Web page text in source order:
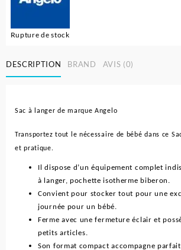
Rupture de stock
DESCRIPTION BRAND AVIS (0)
Sac à langer de marque Angelo
Transportez tout le nécessaire de bébé dans ce
et pratique.
Il dispose d’un équipement complet
à langer, pochette isotherme biberon.
Convient pour stocker tout pour une
journée pour un bébé.
Ferme avec une fermeture éclair et
petits articles.
Son format compact accompagne